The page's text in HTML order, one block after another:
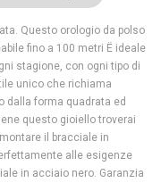
Questo orologio da polso
fino a 100 metri Ë ideale
stagione, con ogni tipo di
unico che richiama
dalla forma quadrata ed
questo gioiello troverai
il bracciale in
alle esigenze
in acciaio nero. Garanzia